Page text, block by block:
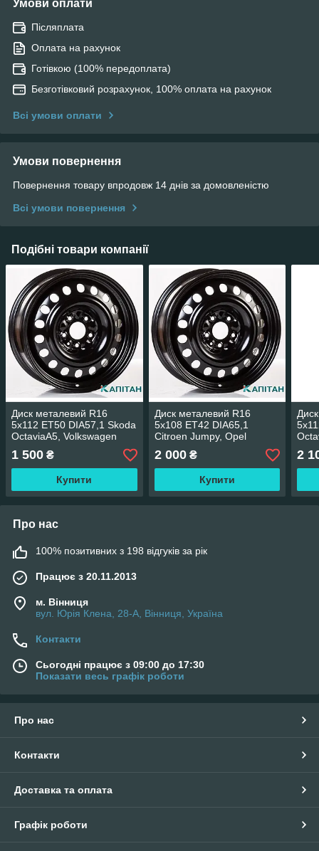
Умови оплати
Післяплата
Оплата на рахунок
Готівкою (100% передоплата)
Безготівковий розрахунок, 100% оплата на рахунок
Всі умови оплати
Умови повернення
Повернення товару впродовж 14 днів за домовленістю
Всі умови повернення
Подібні товари компанії
Диск металевий R16
5x112 ET50 DIA57,1 Skoda
OctaviaA5, Volkswagen
Caddy Life, Golf V, Eos,
Jetta, PassatB5, Sharan,
T4, Touran
1 500 ₴
Купити
Диск металевий R16
5x108 ET42 DIA65,1
Citroen Jumpy, Opel
Combo Life E
2 000₴
Купити
2
Про нас
100% позитивних з 198 відгуків за рік
Працює з 20.11.2013
м. Вінниця
вул. Юрія Клена, 28-А, Вінниця, Україна
Контакти
Сьогодні працює з 09:00 до 17:30
Показати весь графік роботи
Про нас
Контакти
Доставка та оплата
Графік роботи